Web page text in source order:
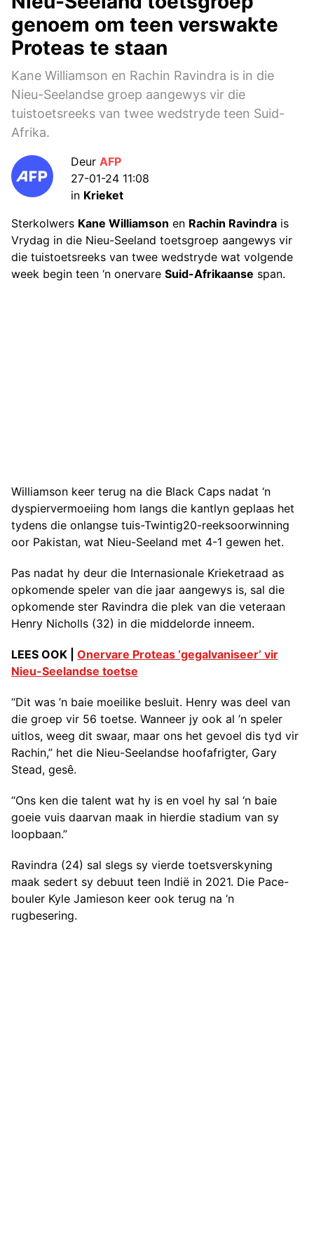
genoem om teen verswakte
Proteas te staan
Kane Williamson en Rachin Ravindra is in die
Nieu-Seelandse groep aangewys vir die
tuistoetsreeks van twee wedstryde teen Suid-
Afrika.
Deur AFP
27-01-24 11:08
in Krieket
Sterkolwers Kane Williamson en Rachin Ravindra is
Vrydag in die Nieu-Seeland toetsgroep aangewys vir
die tuistoetsreeks van twee wedstryde wat volgende
week begin teen ‘n onervare Suid-Afrikaanse span.
Williamson keer terug na die Black Caps nadat ‘n
dyspiervermoeiing hom langs die kantlyn geplaas het
tydens die onlangse tuis-Twintig20-reeksoorwinning
oor Pakistan, wat Nieu-Seeland met 4-1 gewen het.
Pas nadat hy deur die Internasionale Krieketraad as
opkomende speler van die jaar aangewys is, sal die
opkomende ster Ravindra die plek van die veteraan
Henry Nicholls (32) in die middelorde inneem.
LEES OOK | Onervare Proteas ‘gegalvaniseer’ vir
Nieu-Seelandse toetse
“Dit was ’n baie moeilike besluit. Henry was deel van
die groep vir 56 toetse. Wanneer jy ook al ’n speler
uitlos, weeg dit swaar, maar ons het gevoel dis tyd vir
Rachin,” het die Nieu-Seelandse hoofafrigter, Gary
Stead, gesê.
“Ons ken die talent wat hy is en voel hy sal ‘n baie
goeie vuis daarvan maak in hierdie stadium van sy
loopbaan.”
Ravindra (24) sal slegs sy vierde toetsverskyning
maak sedert sy debuut teen Indië in 2021. Die Pace-
bouler Kyle Jamieson keer ook terug na ‘n
rugbesering.